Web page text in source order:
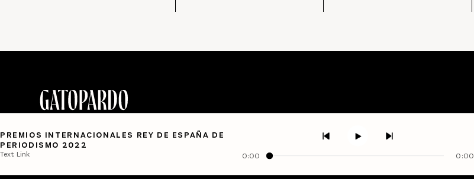
PREMIOS INTERNACIONALES REY DE ESPAÑA DE
PERIODISMO 2022
Text Link 0:00 0:00